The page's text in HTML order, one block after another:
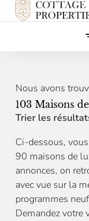
Nous avons
103 Maisons
Trier les
Ci-dessous,
90 maisons de
annonces, on
avec vue sur la
programmes
Demandez votre